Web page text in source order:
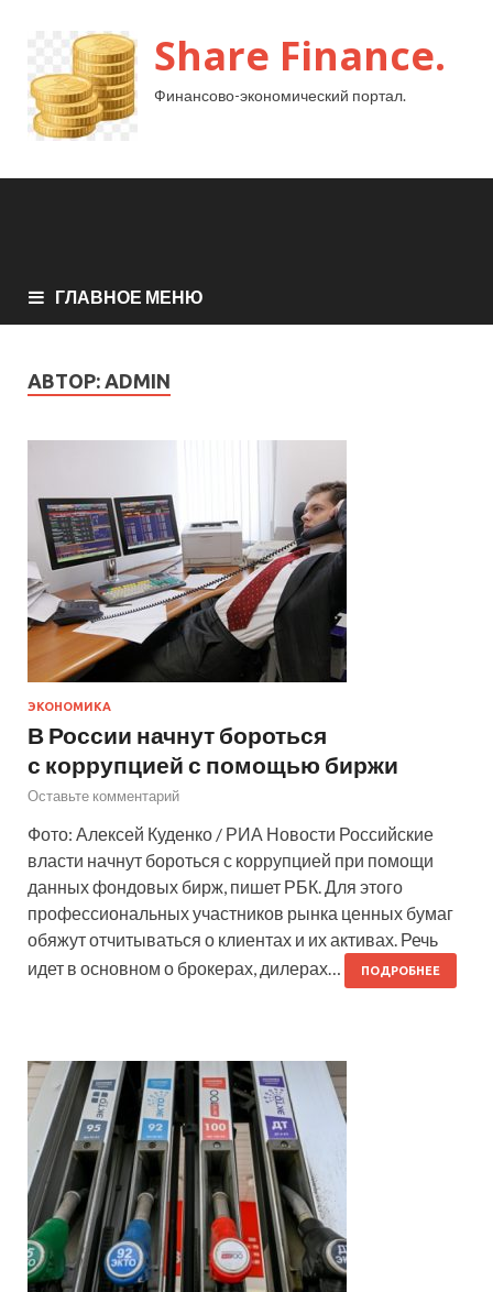
Share Finance.
Финансово-экономический портал.
ГЛАВНОЕ МЕНЮ
АВТОР: ADMIN
ЭКОНОМИКА
В России начнут бороться
с коррупцией с помощью биржи
Оставьте комментарий
Фото: Алексей Куденко / РИА Новости Российские
власти начнут бороться с коррупцией при помощи
данных фондовых бирж, пишет РБК. Для этого
профессиональных участников рынка ценных бумаг
обяжут отчитываться о клиентах и их активах. Речь
идет в основном о брокерах, дилерах…
ПОДРОБНЕЕ